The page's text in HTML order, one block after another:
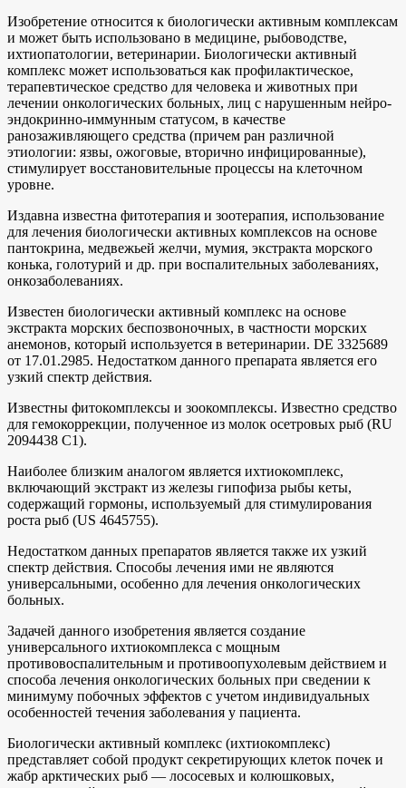
Изобретение относится к биологически активным комплексам
и может быть использовано в медицине, рыбоводстве,
ихтиопатологии, ветеринарии. Биологически активный
комплекс может использоваться как профилактическое,
терапевтическое средство для человека и животных при
лечении онкологических больных, лиц с нарушенным нейро-
эндокринно-иммунным статусом, в качестве
ранозаживляющего средства (причем ран различной
этиологии: язвы, ожоговые, вторично инфицированные),
стимулирует восстановительные процессы на клеточном
уровне.
Издавна известна фитотерапия и зоотерапия, использование
для лечения биологически активных комплексов на основе
пантокрина, медвежьей желчи, мумия, экстракта морского
конька, голотурий и др. при воспалительных заболеваниях,
онкозаболеваниях.
Известен биологически активный комплекс на основе
экстракта морских беспозвоночных, в частности морских
анемонов, который используется в ветеринарии. DE 3325689
от 17.01.2985. Недостатком данного препарата является его
узкий спектр действия.
Известны фитокомплексы и зоокомплексы. Известно средство
для гемокоррекции, полученное из молок осетровых рыб (RU
2094438 С1).
Наиболее близким аналогом является ихтиокомплекс,
включающий экстракт из железы гипофиза рыбы кеты,
содержащий гормоны, используемый для стимулирования
роста рыб (US 4645755).
Недостатком данных препаратов является также их узкий
спектр действия. Способы лечения ими не являются
универсальными, особенно для лечения онкологических
больных.
Задачей данного изобретения является создание
универсального ихтиокомплекса с мощным
противовоспалительным и противоопухолевым действием и
способа лечения онкологических больных при сведении к
минимуму побочных эффектов с учетом индивидуальных
особенностей течения заболевания у пациента.
Биологически активный комплекс (ихтиокомплекс)
представляет собой продукт секретирующих клеток почек и
жабр арктических рыб — лососевых и колюшковых,